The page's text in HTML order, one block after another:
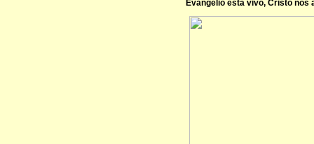
Evangelio está vivo, Cristo nos